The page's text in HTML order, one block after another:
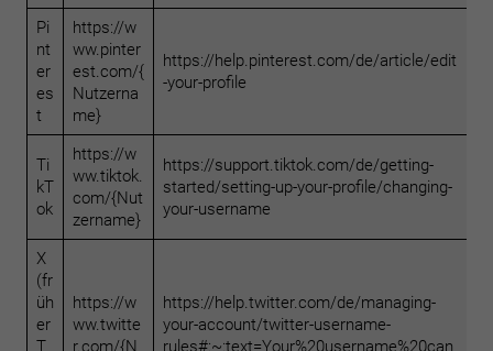
Pi
nt
er
es
t
https://w
ww.pinter
est.com/{
Nutzerna
me}
https://help.pinterest.com/de/article/edit
-your-profile
Ti
kT
ok
https://w
ww.tiktok.
com/{Nut
zername}
https://support.tiktok.com/de/getting-
started/setting-up-your-profile/changing-
your-username
X
(fr
üh
er
T
https://w
ww.twitte
r.com/{N
https://help.twitter.com/de/managing-
your-account/twitter-username-
rules#:~:text=Your%20username%20can